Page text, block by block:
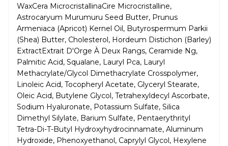
WaxCera MicrocristallinaCire Microcristalline,
Astrocaryum Murumuru Seed Butter, Prunus
Armeniaca (Apricot) Kernel Oil, Butyrospermum Parkii
(Shea) Butter, Cholesterol, Hordeum Distichon (Barley)
ExtractExtrait D'Orge À Deux Rangs, Ceramide Ng,
Palmitic Acid, Squalane, Lauryl Pca, Lauryl
Methacrylate/Glycol Dimethacrylate Crosspolymer,
Linoleic Acid, Tocopheryl Acetate, Glyceryl Stearate,
Oleic Acid, Butylene Glycol, Tetrahexyldecyl Ascorbate,
Sodium Hyaluronate, Potassium Sulfate, Silica
Dimethyl Silylate, Barium Sulfate, Pentaerythrityl
Tetra-Di-T-Butyl Hydroxyhydrocinnamate, Aluminum
Hydroxide, Phenoxyethanol, Caprylyl Glycol, Hexylene